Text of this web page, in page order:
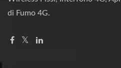
di Fumo 4G.